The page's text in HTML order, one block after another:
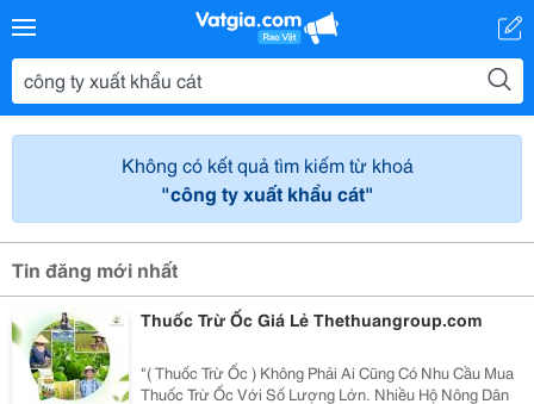
Không có kết quả tìm kiếm từ khoá
"công ty xuất khẩu cát"
Tin đăng mới nhất
Thuốc Trừ Ốc Giá Lẻ Thethuangroup.com
"( Thuốc Trừ Ốc ) Không Phải Ai Cũng Có Nhu Cầu Mua
Thuốc Trừ Ốc Với Số Lượng Lớn. Nhiều Hộ Nông Dân